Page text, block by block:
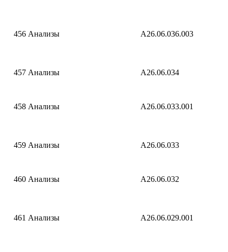
456 Анализы A26.06.036.003
457 Анализы A26.06.034
458 Анализы A26.06.033.001
459 Анализы A26.06.033
460 Анализы A26.06.032
461 Анализы A26.06.029.001